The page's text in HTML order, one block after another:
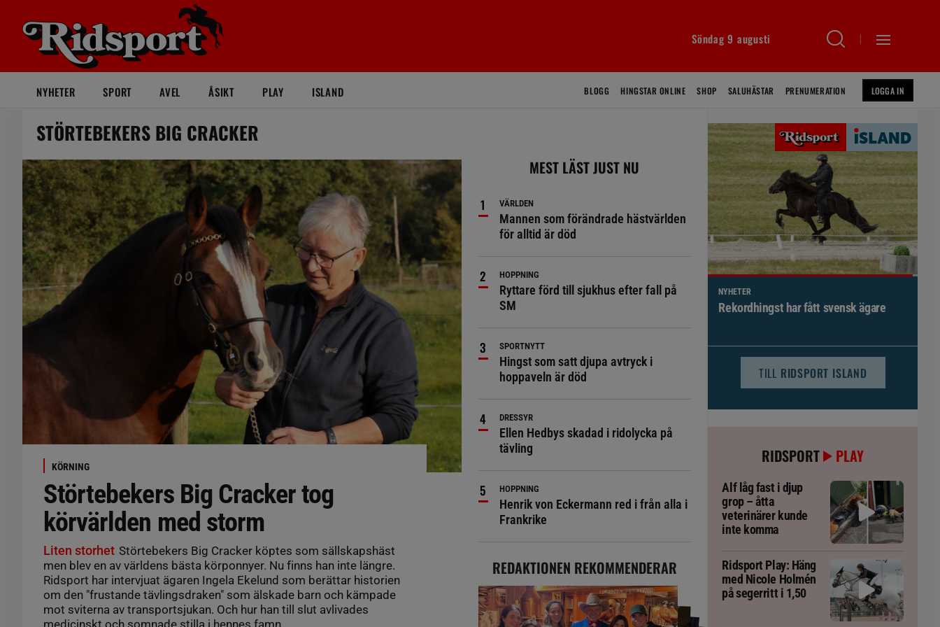
Söndag 9 augusti
NYHETER SPORT AVEL ÅSIKT PLAY ISLAND BLOGG HINGSTAR ONLINE SHOP SALUHÄSTAR PRENUMERATION LOGGA IN
STÖRTEBEKERS BIG CRACKER
KÖRNING
Störtebekers Big Cracker tog
körvärlden med storm
Liten storhet Störtebekers Big Cracker köptes som sällskapshäst
men blev en av världens bästa körponnyer. Nu finns han inte längre.
Ridsport har intervjuat ägaren Ingela Ekelund som berättar historien
om den "frustande tävlingsdraken" som älskade barn och kämpade
mot sviterna av transportsjukan. Och hur han till slut avlivades
MEST LÄST JUST NU
VÄRLDEN
Mannen som förändrade hästvärlden
för alltid är död
HOPPNING
Ryttare förd till sjukhus efter fall på
SM
SPORTNYTT
Hingst som satt djupa avtryck i
hoppaveln är död
DRESSYR
Ellen Hedbys skadad i ridolycka på
tävling
HOPPNING
Henrik von Eckermann red i från alla i
Frankrike
REDAKTIONEN REKOMMENDERAR
NYHETER
Brett politiskt stöd för förändringar i
TILL RIDSPORT ISLAND
RIDSPORT PLAY
Alf låg fast i djup
grop – åtta
veterinärer kunde
inte komma
Ridsport Play: Häng
med Nicole Holmén
på segerritt i 1,50